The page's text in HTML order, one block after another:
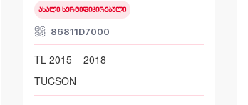
ახალი სერტიფიცირებული
86811D7000
TL 2015 – 2018
TUCSON